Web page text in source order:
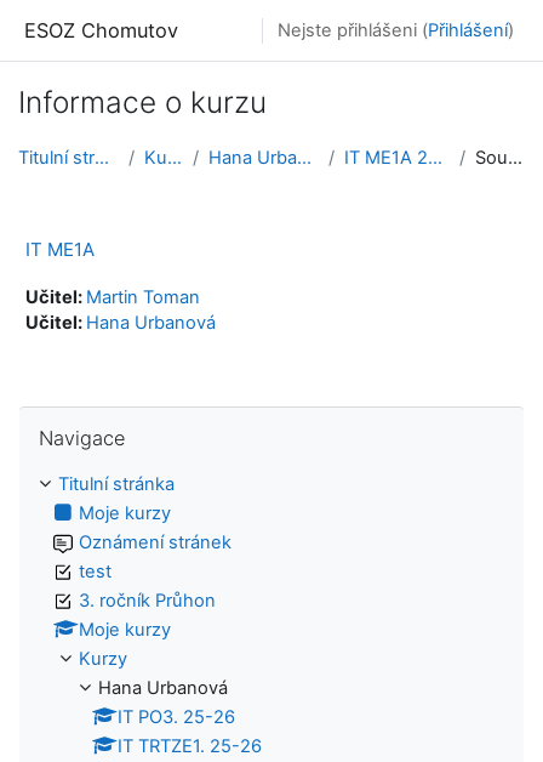
ESOZ Chomutov Nejste přihlášeni (Přihlášení)
Informace o kurzu
Titulní stránka Kurzy Hana Urbanová IT ME1A 24-25 Souhrn
IT ME1A
Učitel: Martin Toman
Učitel: Hana Urbanová
Navigace
Titulní stránka
Moje kurzy
Oznámení stránek
test
3. ročník Průhon
Moje kurzy
Kurzy
Hana Urbanová
IT PO3. 25-26
IT TRTZE1. 25-26